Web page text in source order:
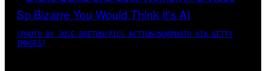
(PHOTO BY JOSE BRETON/PICS ACTION/NURPHOTO VIA GETTY
IMAGES)